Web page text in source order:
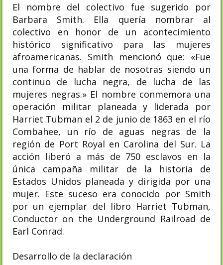
El nombre del colectivo fue sugerido por
Barbara Smith. Ella quería nombrar al
colectivo en honor de un acontecimiento
histórico significativo para las mujeres
afroamericanas. Smith mencionó que: «Fue
una forma de hablar de nosotras siendo un
continuo de lucha negra, de lucha de las
mujeres negras.» El nombre conmemora una
operación militar planeada y liderada por
Harriet Tubman el 2 de junio de 1863 en el río
Combahee, un río de aguas negras de la
región de Port Royal en Carolina del Sur. La
acción liberó a más de 750 esclavos en la
única campaña militar de la historia de
Estados Unidos planeada y dirigida por una
mujer. Este suceso era conocido por Smith
por un ejemplar del libro Harriet Tubman,
Conductor on the Underground Railroad de
Earl Conrad.
Desarrollo de la declaración